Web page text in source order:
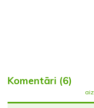
Komentāri (6)